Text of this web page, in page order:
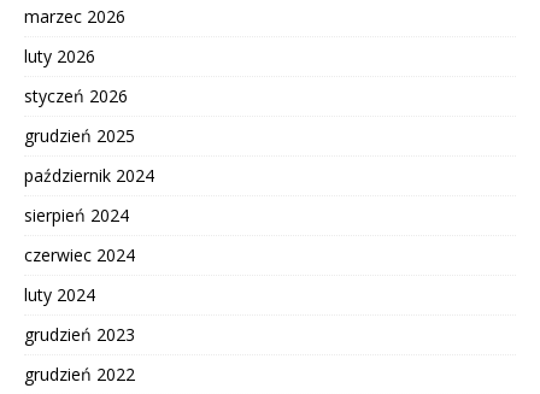
marzec 2026
luty 2026
styczeń 2026
grudzień 2025
październik 2024
sierpień 2024
czerwiec 2024
luty 2024
grudzień 2023
grudzień 2022